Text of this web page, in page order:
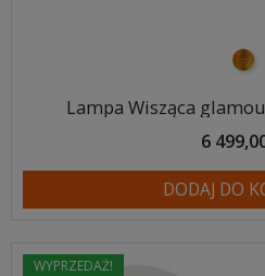
złoty
Lampa Wisząca
6
DODAJ DO
WYPRZEDAŻ!